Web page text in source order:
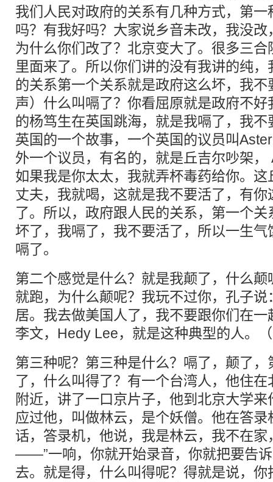
我们人民对政府的关系有几种方式，第
吗？有我好吗？大家说乡音未改，我没
为什么你们改了？北京变大了。很多三
里面来了。所以你们讲的没有我讲的纯
的关系第一个关系就是政府这么坏，我
声）什么叫嗝了？你看屈原就是政府不
的杨笃生在英国跳海，就是我嗝了，我
英国的一个故事，一个英国的议员叫
外一个议员，有名的，就是丘吉尔吵架
如果我是你太太，我就弄杯毒药给你。
丈夫，我就喝，这就是我不要活了，有
了。所以，政府跟人民的关系，第一个
坏了，我嗝了，我不要活了，所以一生
嗝了。
第二个感觉是什么？就是我颠了，什么
就跑，为什么颠呢？我玩不过你，孔子
居。我去做美国人了，我不要跟你们在
李文，Hedy Lee，就是这种典型的人。
第三种呢？第三种是什么？嗝了，颠了
了，什么叫得了？有一个台湾人，他住
附近，讲了一口京片子，他到北京大学
应过他，叫做林云，是个妖僧。他在答
话，答录机，他说，我是林云，我不在家
——”一响，你就开始录音，你就把要告
去。就是得，什么叫得呢？得就是说，